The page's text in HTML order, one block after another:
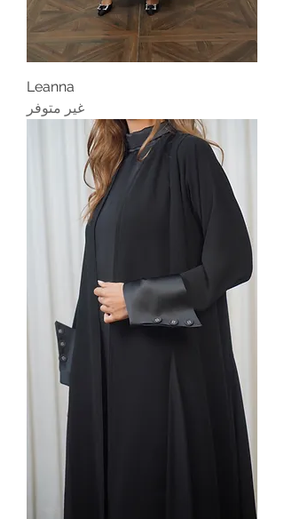
Leanna
غير متوفر